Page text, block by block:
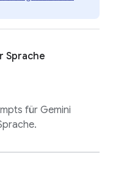
Sprache
für Gemini